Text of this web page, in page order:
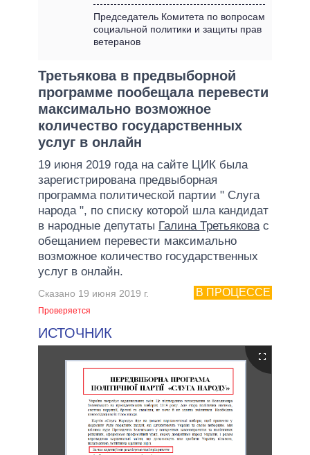
ГЛАВЫ ОБЛАДМИНИСТРАЦИЙ
СРАВНЕНИЕ ПОЛИТИКОВ
Председатель Комитета по вопросам
социальной политики и защиты прав
ветеранов
Третьякова в предвыборной
программе пообещала перевести
максимально возможное
количество государственных
услуг в онлайн
19 июня 2019 года на сайте ЦИК была
зарегистрирована предвыборная
программа политической партии " Слуга
народа ", по списку которой шла кандидат
в народные депутаты Галина Третьякова с
обещанием перевести максимально
возможное количество государственных
услуг в онлайн.
В ПРОЦЕССЕ
Сказано 19 июня 2019 г.
Проверяется
ИСТОЧНИК